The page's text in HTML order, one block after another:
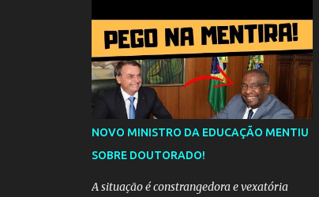
da "estrada comprida", quem carrega amor
na vida sempre encontra o seu caminho e
destino. Reinaldo Cruz enfatiza que seu
coração nasceu para ela e que continuará
esperando enquanto houver canções para
entoar. A obra conclui como uma promessa
de fidelidade e esperança no reencontro,
unindo a tradição da viola com o sentimento
universal do amor. No geral, o vídeo
NOVO MINISTRO DA EDUCAÇÃO MENTIU
SOBRE DOUTORADO!
A situação é constrangedora e vexatória